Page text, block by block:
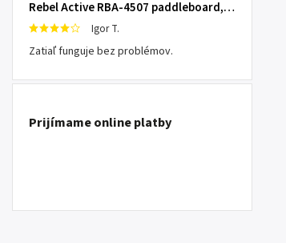
Rebel Active RBA-4507 paddleboard, 335 cm L-RBA-4507-OR
Igor T.
Zatiaľ funguje bez problémov.
Prijímame online platby